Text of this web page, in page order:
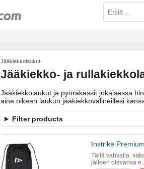
Jääkiekkolaukut
Jääkiekko- ja
Jääkiekkolaukut ja pyöräkassit jokaisessa
aina oikean laukun jääkiekkovälineillesi
Filter products
Instrike
Tällä vahvalla,
jälleen olevansa